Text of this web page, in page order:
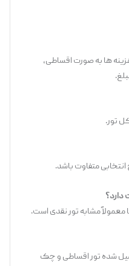
به صورت اقساطی،
مشابه تور نقدی است.
تور اقساطی و چک